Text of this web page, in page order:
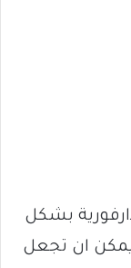
بشكل
ان تجعل